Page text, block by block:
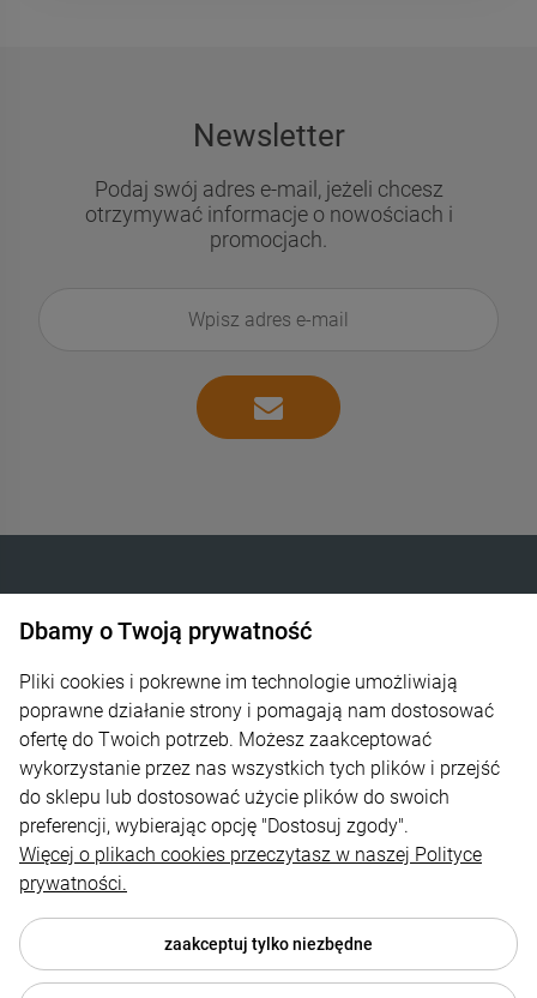
Newsletter
Podaj swój adres e-mail, jeżeli chcesz
otrzymywać informacje o nowościach i
promocjach.
INTELIGENTNE OGRZEWANIE SP. Z O.O.
Góra Libertowska 24
30-444 Kraków
600 373 809
sklep@zagrzej.pl
Polecamy
Dbamy o Twoją prywatność
Pliki cookies i pokrewne im technologie umożliwiają
poprawne działanie strony i pomagają nam dostosować
ofertę do Twoich potrzeb. Możesz zaakceptować
wykorzystanie przez nas wszystkich tych plików i przejść
do sklepu lub dostosować użycie plików do swoich
preferencji, wybierając opcję "Dostosuj zgody".
Więcej o plikach cookies przeczytasz w naszej Polityce
prywatności.
zaakceptuj tylko niezbędne